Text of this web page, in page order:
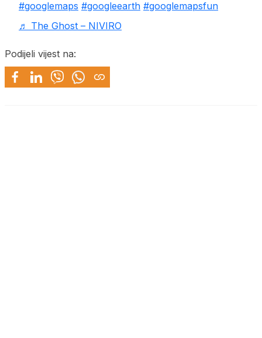
#googlemaps #googleearth #googlemapsfun
♬ The Ghost – NIVIRO
Podijeli vijest na: